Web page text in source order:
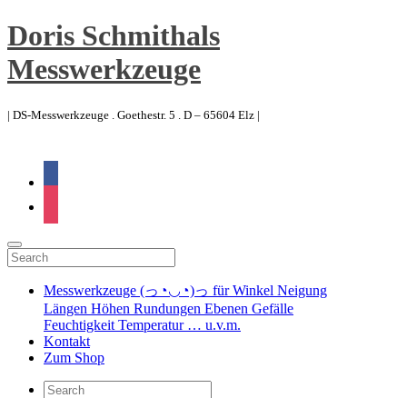
Doris Schmithals
Messwerkzeuge
| DS-Messwerkzeuge . Goethestr. 5 . D – 65604 Elz |
Messwerkzeuge (っ◔◡◔)っ für Winkel Neigung
Längen Höhen Rundungen Ebenen Gefälle
Feuchtigkeit Temperatur … u.v.m.
Kontakt
Zum Shop